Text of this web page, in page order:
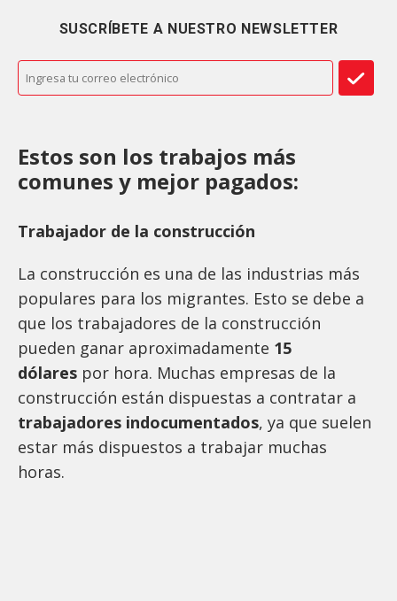
SUSCRÍBETE A NUESTRO NEWSLETTER
Estos son los trabajos más
comunes y mejor pagados:
Trabajador de la construcción
La construcción es una de las industrias más
populares para los migrantes. Esto se debe a
que los trabajadores de la construcción
pueden ganar aproximadamente 15
dólares por hora. Muchas empresas de la
construcción están dispuestas a contratar a
trabajadores indocumentados, ya que suelen
estar más dispuestos a trabajar muchas
horas.